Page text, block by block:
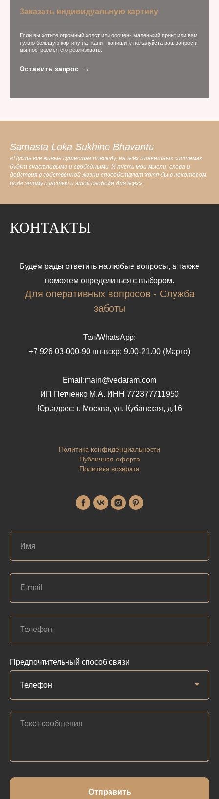
Заказать индивидуальную картину
Если вы хотите огромный холст или ооочень маленький принт или вам
нужно большую картину на ткани - напишите пожалуйста ваш запрос и
мы постраемся его реализовать.
Оставить запрос
Samasta Loka Sukhino Bhavantu
«Пусть все живые существа повсюду, на всех планетных системах
будут счастливыми и свободными. И пусть мои мысли, слова и
действия в собственной жизни способствуют хотя бы в некотором
роде этому счастью и этой свободе для всех».
КОНТАКТЫ
Будем рады ответить на любые вопросы, а также
поможем определиться с выбором.
Для оперативных вопросов - Служба
заботы
Тел/WhatsApp:
+7 926 03-000-90 пн-вскр: 9.00-21.00 (Марго)
Email:main@vedaram.com
ИП Петченко М.А. ИНН 772377711950
Юр.адрес: г. Москва, ул. Кубанская, д.16
Политика конфиденциальности
Публичная оферта
Политика возврата
Предпочтительный способ связи
Отправить